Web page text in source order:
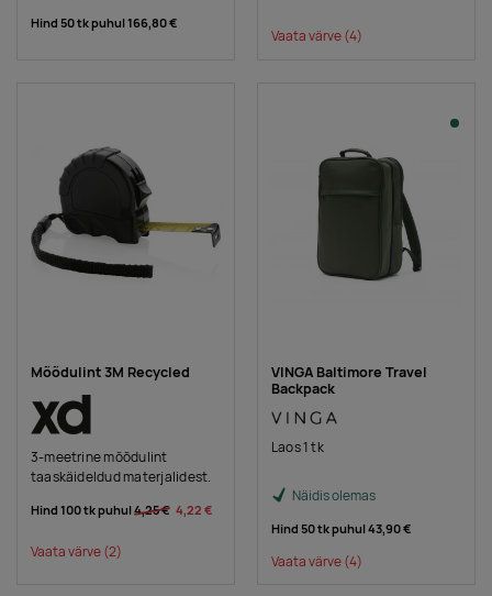
Hind 50 tk puhul166,80 €
Vaata värve(4)
Mõõdulint 3M Recycled
3-meetrine mõõdulint
taaskäideldud materjalidest.
Hind 100 tk puhul4,25 € 4,22 €
Vaata värve(2)
VINGA Baltimore Travel
Backpack
Laos 1 tk
Näidis olemas
Hind 50 tk puhul43,90 €
Vaata värve(4)